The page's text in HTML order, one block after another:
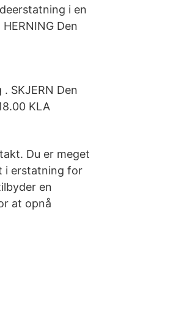
i en
Den
SKJERN Den
KLA
Du er meget
i erstatning for
en
at opnå